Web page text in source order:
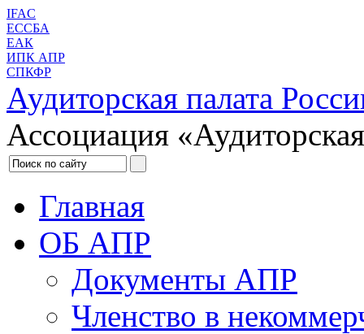
IFAC
ЕССБА
ЕАК
ИПК АПР
СПКФР
Аудиторская палата
Ассоциация
Главная
ОБ АПР
Документы АПР
Членство в